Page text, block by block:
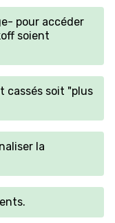
pour accéder
soient
cassés soit "plus
la